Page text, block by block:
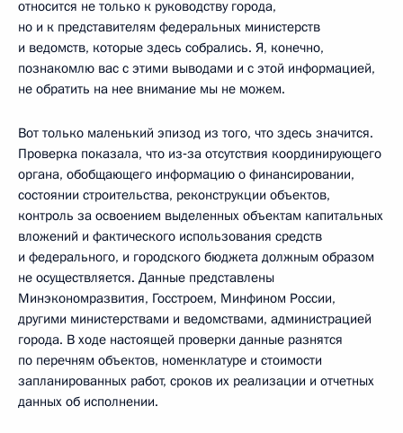
относится не только к руководству города,
но и к представителям федеральных министерств
и ведомств, которые здесь собрались. Я, конечно,
познакомлю вас с этими выводами и с этой информацией,
не обратить на нее внимание мы не можем.
Вот только маленький эпизод из того, что здесь значится.
Проверка показала, что из‑за отсутствия координирующего
органа, обобщающего информацию о финансировании,
состоянии строительства, реконструкции объектов,
контроль за освоением выделенных объектам капитальных
вложений и фактического использования средств
и федерального, и городского бюджета должным образом
не осуществляется. Данные представлены
Минэкономразвития, Госстроем, Минфином России,
другими министерствами и ведомствами, администрацией
города. В ходе настоящей проверки данные разнятся
по перечням объектов, номенклатуре и стоимости
запланированных работ, сроков их реализации и отчетных
данных об исполнении.